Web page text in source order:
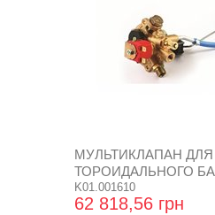
МУЛЬТИКЛАПАН ДЛЯ
ТОРОИДАЛЬНОГО
SUPER
K01.001610
62 818,56 грн